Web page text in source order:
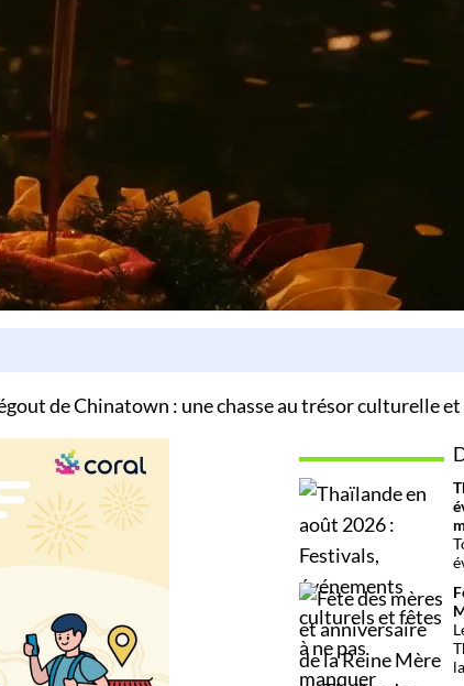
de Chinatown : une chasse au trésor culturelle